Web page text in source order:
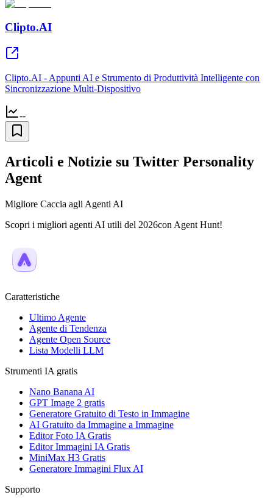
Clipto.AI
Clipto.AI - Appunti AI e Strumento di Produttività Intelligente con
Sincronizzazione Multi-Dispositivo
--
Articoli e Notizie su Twitter Personality
Agent
Migliore Caccia agli Agenti AI
Scopri i migliori agenti AI utili del 2026con Agent Hunt!
Caratteristiche
Ultimo Agente
Agente di Tendenza
Agente Open Source
Lista Modelli LLM
Strumenti IA gratis
Nano Banana AI
GPT Image 2 gratis
Generatore Gratuito di Testo in Immagine
AI Gratuito da Immagine a Immagine
Editor Foto IA Gratis
Editor Immagini IA Gratis
MiniMax H3 Gratis
Generatore Immagini Flux AI
Supporto